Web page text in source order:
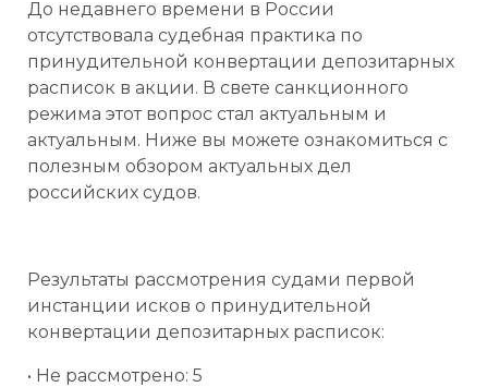
До недавнего времени в России
отсутствовала судебная практика по
принудительной конвертации депозитарных
расписок в акции. В свете санкционного
режима этот вопрос стал актуальным и
актуальным. Ниже вы можете ознакомиться с
полезным обзором актуальных дел
российских судов.
Результаты рассмотрения судами первой
инстанции исков о принудительной
конвертации депозитарных расписок:
• Не рассмотрено: 5